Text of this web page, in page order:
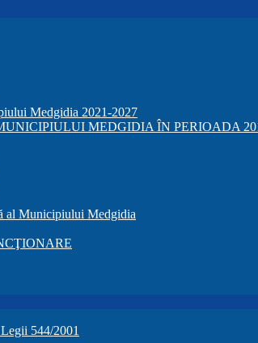
Medgidia 2021-2027
MEDGIDIA ÎN PERIOADA
al Municipiului Medgidia
544/2001